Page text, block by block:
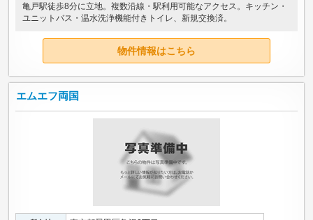
亀戸駅徒歩8分に立地。複数沿線・駅利用可能なアクセス。キッチン・
ユニットバス・温水洗浄機能付きトイレ、新規交換済。
物件情報はこちら
エムエフ両国